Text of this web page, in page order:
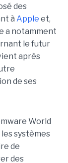
des
à Apple et,
a notamment
le futur
après
de ses
World
systèmes
de
des